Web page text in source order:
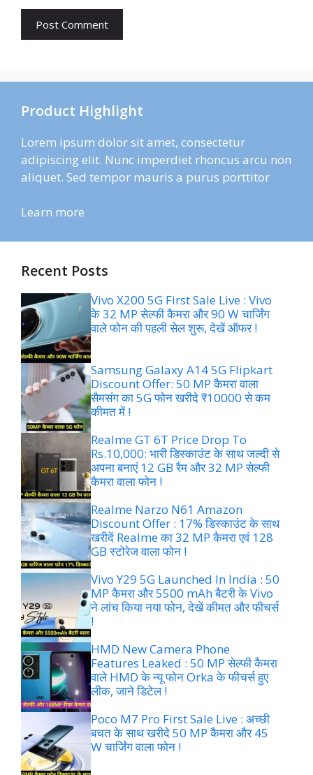
Product Highlight
Lorem ipsum dolor sit amet, consectetur
adipiscing elit. Nunc imperdiet rhoncus arcu non
aliquet. Sed tempor mauris a purus porttitor
Learn more
Recent Posts
Vivo X200 5G First Sale Live : Vivo
के 32 MP सेल्फी कैमरा और 90 W चार्जिंग
वाले फोन की पहली सेल शुरू, देखें ऑफर !
Samsung Galaxy A14 5G Flipkart
Discount Offer: 50 MP कैमरा वाला
सैमसंग का 5G फोन खरीदे ₹10000 से कम
कीमत में !
Realme GT 6T Price Drop To
Rs.10,000: भारी डिस्काउंट के साथ जल्दी से
अपना बनाएं 12 GB रैम और 32 MP सेल्फी
कैमरा वाला फोन !
Realme Narzo N61 Amazon
Discount Offer : 17% डिस्काउंट के साथ
खरीदें Realme का 32 MP कैमरा एवं 128
GB स्टोरेज वाला फोन !
Vivo Y29 5G Launched In India : 50
MP कैमरा और 5500 mAh बैटरी के Vivo
ने लांच किया नया फोन, देखें कीमत और फीचर्स
!
HMD New Camera Phone
Features Leaked : 50 MP सेल्फी कैमरा
वाले HMD के न्यू फोन Orka के फीचर्स हुए
लीक, जाने डिटेल !
Poco M7 Pro First Sale Live : अच्छी
बचत के साथ खरीदे 50 MP कैमरा और 45
W चार्जिंग वाला फोन !